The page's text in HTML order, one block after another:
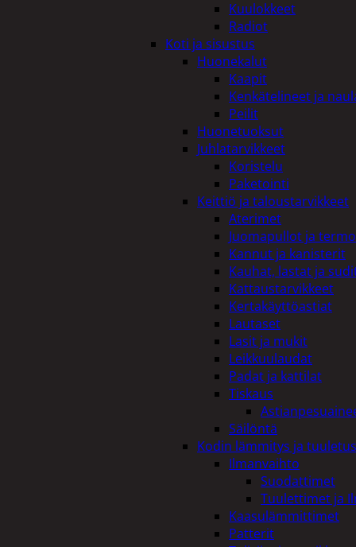
Kuulokkeet
Radiot
Koti ja sisustus
Huonekalut
Kaapit
Kenkätelineet ja
Peilit
Huonetuoksut
Juhlatarvikkeet
Koristelu
Paketointi
Keittiö ja taloustarvikkeet
Aterimet
Juomapullot ja
Kannut ja kanisterit
Kauhat, lastat ja
Kattaustarvikkeet
Kertakäyttöastiat
Lautaset
Lasit ja mukit
Leikkuulaudat
Padat ja kattilat
Tiskaus
Säilöntä
Kodin lämmitys ja tuuletus
Ilmanvaihto
Suodattimet
Tuulettimet ja
Kaasulämmittimet
Patterit